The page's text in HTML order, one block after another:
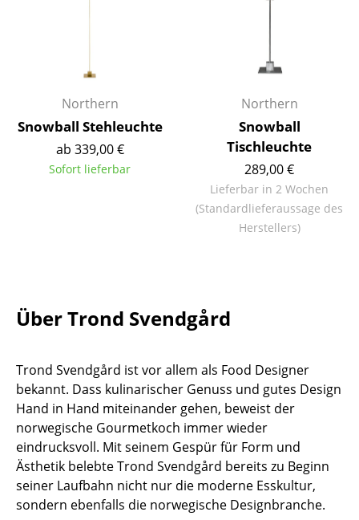
Konferenztische
Stehtische & Stehpulte
... alle Tische
Regale & Schränke
Bücherregale
Wandregale
Sideboards & Kommoden
TV Möbel
Northern
Snowball Stehleuchte
ab 339,00 €
Sofort lieferbar
Northern
Snowball
Tischleuchte
289,00 €
Lieferbar in 2 Wochen
(Standardlieferaussage des
Herstellers)
Über Trond Svendgård
Trond Svendgård ist vor allem als Food Designer
bekannt. Dass kulinarischer Genuss und gutes Design
Hand in Hand miteinander gehen, beweist der
norwegische Gourmetkoch immer wieder
eindrucksvoll. Mit seinem Gespür für Form und
Ästhetik belebte Trond Svendgård bereits zu Beginn
seiner Laufbahn nicht nur die moderne Esskultur,
sondern ebenfalls die norwegische Designbranche.